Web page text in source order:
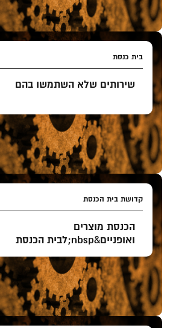
בית כנסת
שירותים שלא השתמשו בהם
קדושת בית הכנסת
הכנסת מוצרים
ואופניים&nbsp;לבית הכנסת